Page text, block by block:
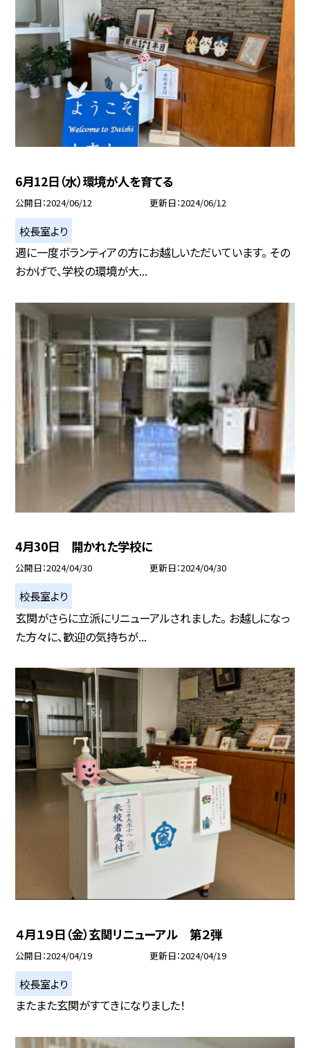
6月12日（水）環境が人を育てる
公開日 2024/06/12 更新日 2024/06/12
校長室より
週に一度ボランティアの方にお越しいただいています。 その
おかげで、学校の環境が大...
4月30日 開かれた学校に
公開日 2024/04/30 更新日 2024/04/30
校長室より
玄関がさらに立派にリニューアルされました。 お越しになっ
た方々に、歓迎の気持ちが...
４月１９日（金）玄関リニューアル 第２弾
公開日 2024/04/19 更新日 2024/04/19
校長室より
またまた玄関がすてきになりました！